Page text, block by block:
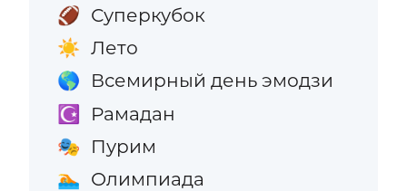
🏈 Суперкубок
☀️ Лето
🌎 Всемирный день эмодзи
☪️ Рамадан
🎭 Пурим
🏊 Олимпиада